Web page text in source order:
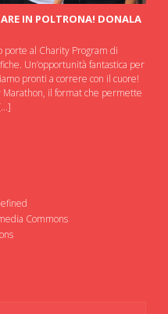
IN POLTRONA! DONALA
porte al Charity Program di
Un’opportunità fantastica per
pronti a correre con il cuore!
Marathon, il format che permette